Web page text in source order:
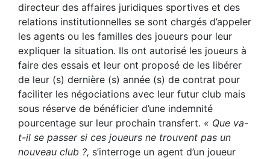
directeur des affaires juridiques sportives et des
relations institutionnelles se sont chargés d’appeler
les agents ou les familles des joueurs pour leur
expliquer la situation. Ils ont autorisé les joueurs à
faire des essais et leur ont proposé de les libérer
de leur (s) dernière (s) année (s) de contrat pour
faciliter les négociations avec leur futur club mais
sous réserve de bénéficier d’une indemnité
pourcentage sur leur prochain transfert. « Que va-
t-il se passer si ces joueurs ne trouvent pas un
nouveau club ?, s’interroge un agent d’un joueur